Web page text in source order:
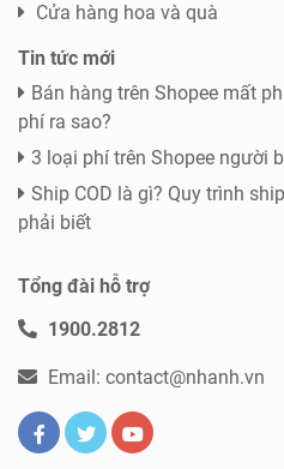
Cửa hàng hoa và quà
Tin tức mới
Bán hàng trên Shopee mất
phí ra sao?
3 loại phí trên Shopee người
Ship COD là gì? Quy trình
phải biết
Tổng đài hỗ trợ
1900.2812
Email: contact@nhanh.vn